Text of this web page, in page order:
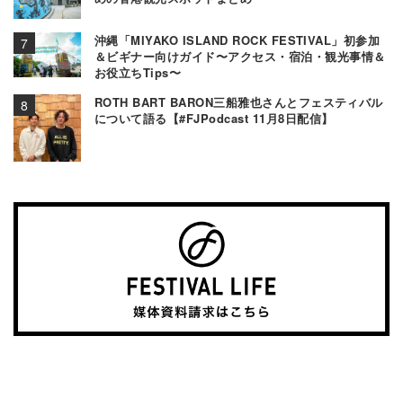
沖縄「MIYAKO ISLAND ROCK FESTIVAL」初参加
＆ビギナー向けガイド〜アクセス・宿泊・観光事情＆
お役立ちTips〜
ROTH BART BARON三船雅也さんとフェスティバル
について語る【#FJPodcast 11月8日配信】